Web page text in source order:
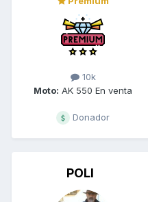
10k
Moto: AK 550 En venta
Donador
POLI